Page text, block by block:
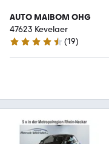
AUTO MAIBOM OHG
47623 Kevelaer
4.7 Sterne
(19)